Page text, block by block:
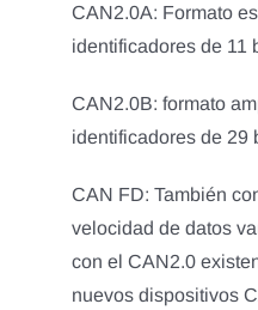
CAN2.0A: Formato
identificadores de 11
CAN2.0B: formato
identificadores de 29
CAN FD: También
velocidad de datos
con el CAN2.0
nuevos dispositivos